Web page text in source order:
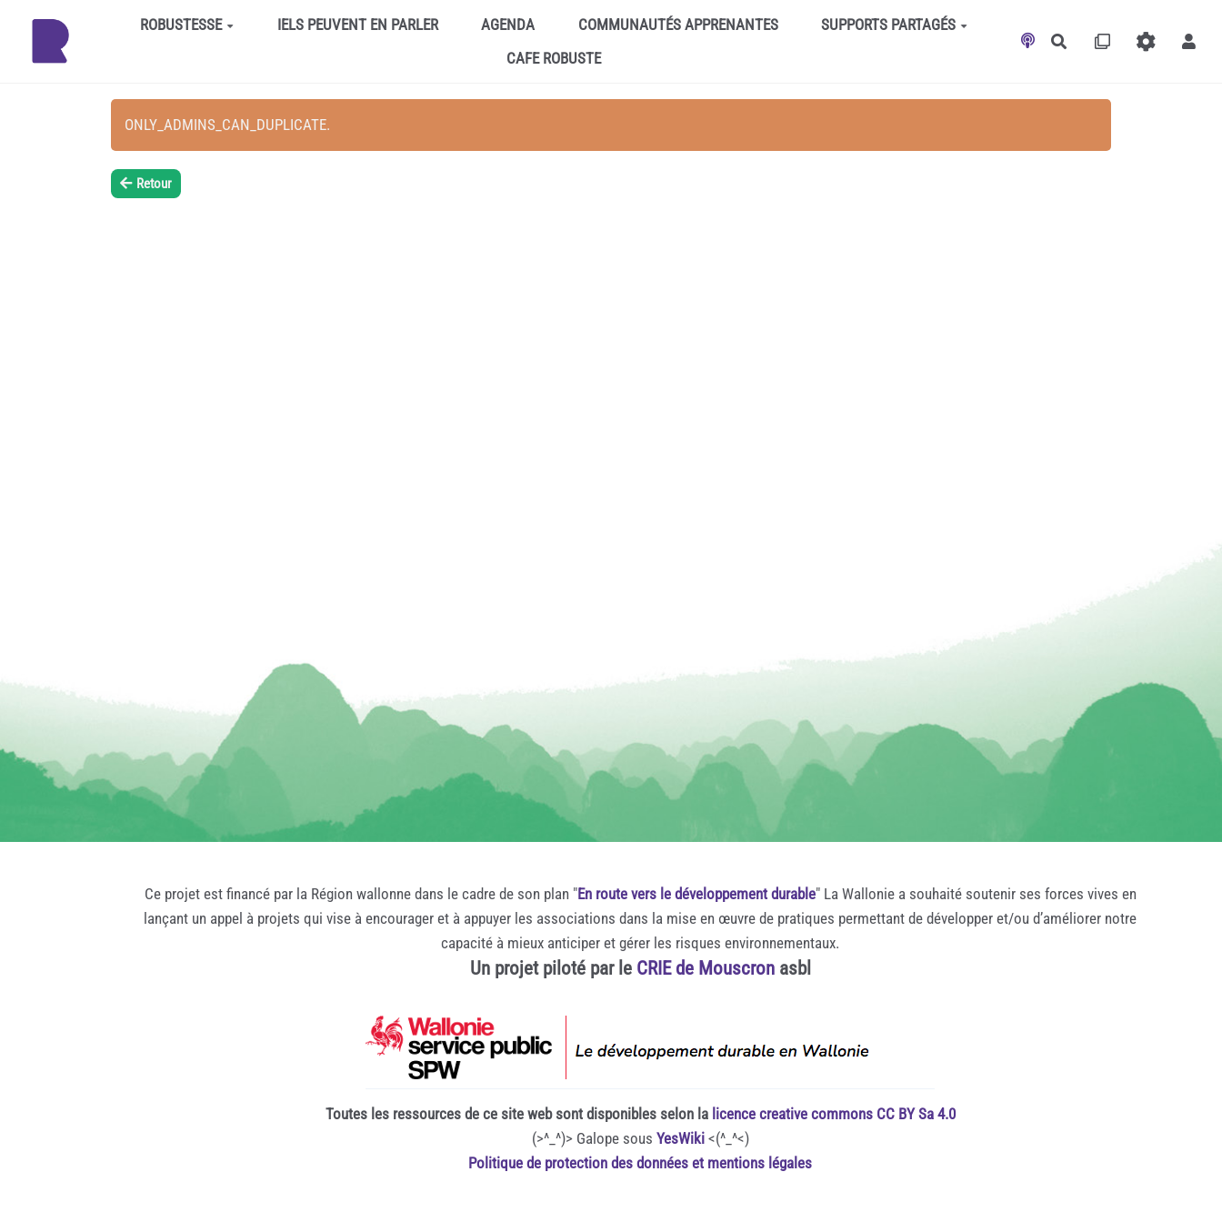
Aller au contenu principalROBUSTESSE IELS PEUVENT EN PARLER AGENDA COMMUNAUTÉS APPRENANTES
SUPPORTS PARTAGÉS
CAFE ROBUSTE
Rechercher
ONLY_ADMINS_CAN_DUPLICATE.
Retour
Ce projet est financé par la Région wallonne dans le cadre de son plan "En route vers le développement durable" La Wallonie a souhaité soutenir ses forces vives en
lançant un appel à projets qui vise à encourager et à appuyer les associations dans la mise en œuvre de pratiques permettant de développer et/ou d’améliorer notre
capacité à mieux anticiper et gérer les risques environnementaux.
Un projet piloté par le CRIE de Mouscronasbl
Toutes les ressources de ce site web sont disponibles selon la licence creative commons CC BY Sa 4.0
(>^_^)> Galope sous YesWiki<(^_^<)
Politique de protection des données et mentions légales